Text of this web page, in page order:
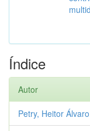
Índice
Autor
Petry, Heitor